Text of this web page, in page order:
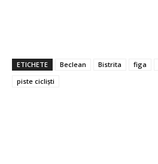
ETICHETE Beclean Bistrita figa
piste cicliști